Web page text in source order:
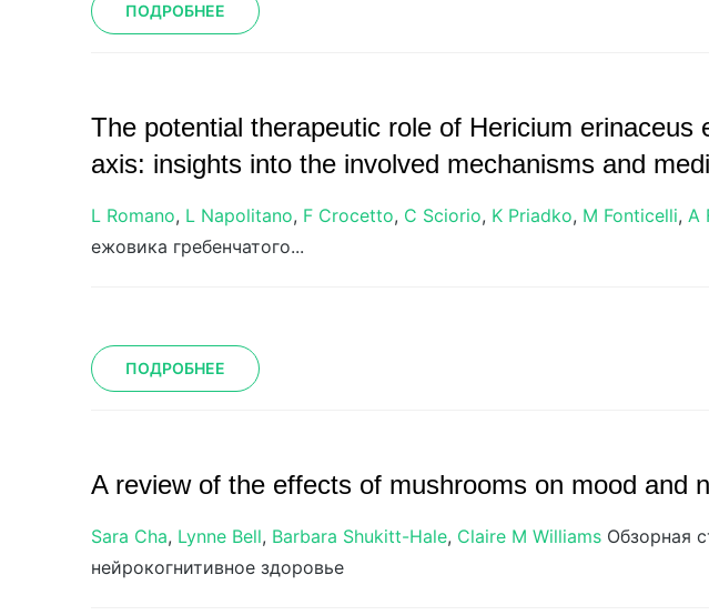
ПОДРОБНЕЕ
The potential therapeutic role of Hericium
axis: insights into the involved mechanisms and
L Romano, L Napolitano, F Crocetto, C Sciorio, K Priadko, M Fonticelli, A
ежовика гребенчатого...
ПОДРОБНЕЕ
A review of the effects of mushrooms on mood and
Sara Cha, Lynne Bell, Barbara Shukitt-Hale, Claire M Williams Обзорная
нейрокогнитивное здоровье